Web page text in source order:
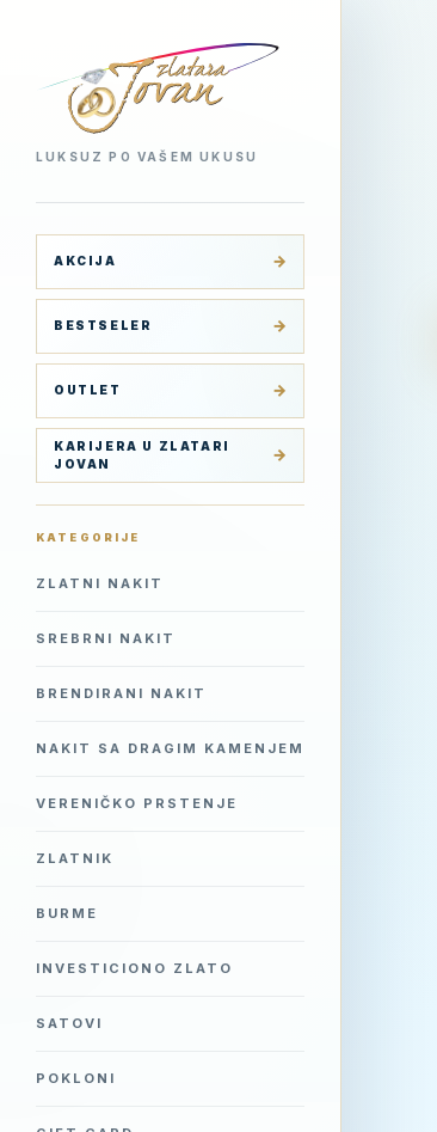
LUKSUZ PO VAŠEM UKUSU
AKCIJA
BESTSELER
OUTLET
KARIJERA U ZLATARI
JOVAN
KATEGORIJE
ZLATNI NAKIT
SREBRNI NAKIT
BRENDIRANI NAKIT
NAKIT SA DRAGIM KAMENJEM
VERENIČKO PRSTENJE
ZLATNIK
BURME
INVESTICIONO ZLATO
SATOVI
POKLONI